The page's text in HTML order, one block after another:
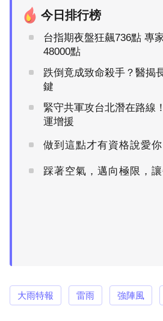
今日排行榜
台指期夜盤狂飆736點 專
48000點
跌倒竟成致命殺手？醫揭
鍵
緊守共軍攻台北潛在路線
運增援
做到這點才有資格說愛你
踩著空氣，邁向極限，
大雨特報 雷雨 強陣風